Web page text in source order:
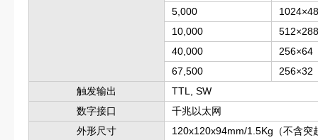
5,000
10,000
512×288
40,000
256×64
67,500
256×32
触发输出
TTL, SW
数字接口
千兆以太网
外形尺寸
120x120x94mm/1.5Kg（不含突